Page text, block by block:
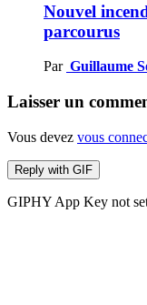
Nouvel
parcourus
Par Guillaume
Laisser un
Vous devez vous
Reply with GIF
GIPHY App Key not